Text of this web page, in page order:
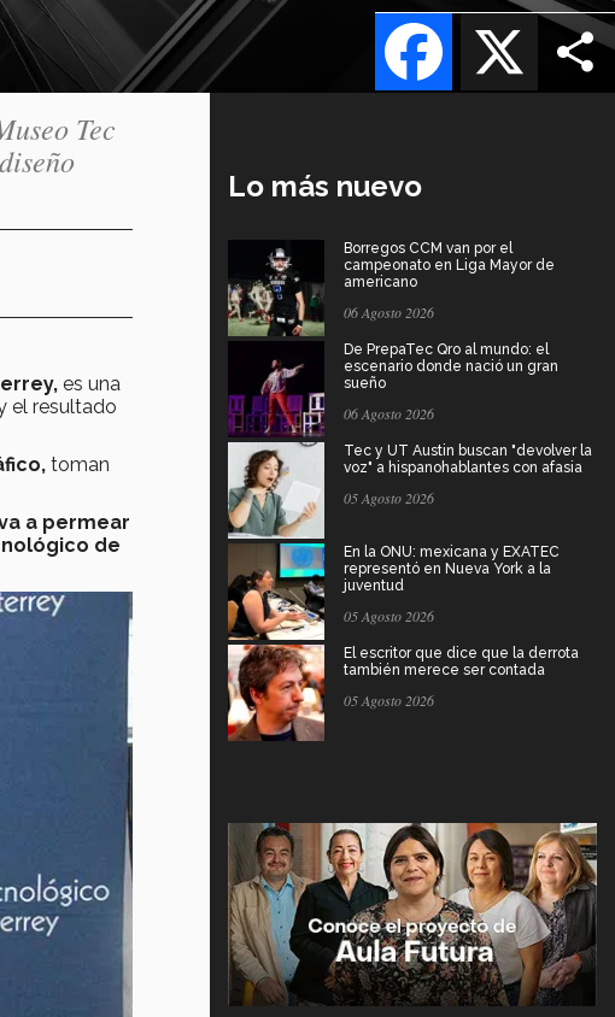
X
Facebook
Tec
es una
el resultado
toman
a permear
de
Lo más nuevo
Borregos CCM van por el
campeonato en Liga Mayor de
americano
06 Agosto 2026
De PrepaTec Qro al mundo: el
escenario donde nació un gran
sueño
06 Agosto 2026
Tec y UT Austin buscan "devolver la
voz" a hispanohablantes con afasia
05 Agosto 2026
En la ONU: mexicana y EXATEC
representó en Nueva York a la
juventud
05 Agosto 2026
El escritor que dice que la derrota
también merece ser contada
05 Agosto 2026